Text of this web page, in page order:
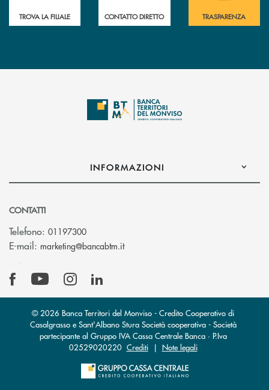
TROVA LA FILIALE CONTATTO DIRETTO TRASPARENZA
INFORMAZIONI
CONTATTI
Telefono: 01197300
E-mail: marketing@bancabtm.it(si apre l’app di posta elettronica)
© 2026 Banca Territori del Monviso - Credito Cooperativo di
Casalgrasso e Sant'Albano Stura Società cooperativa - Società
partecipante al Gruppo IVA Cassa Centrale Banca · P.Iva
02529020220 Crediti| Note legali